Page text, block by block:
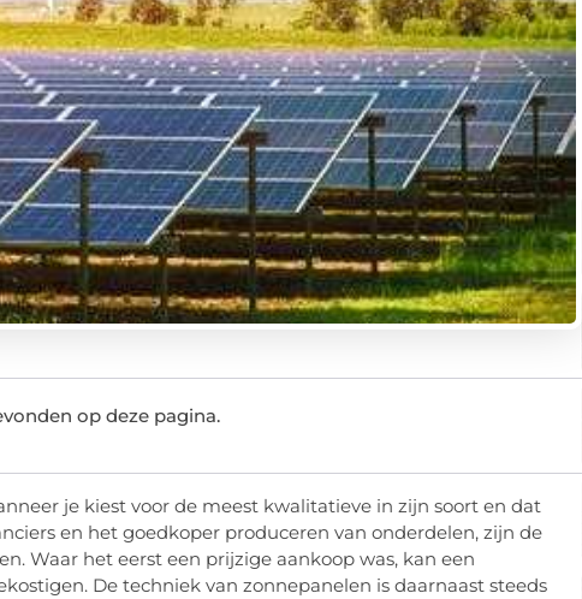
op deze pagina.
je kiest voor de meest kwalitatieve in zijn soort en dat
en het goedkoper produceren van onderdelen, zijn de
Waar het eerst een prijzige aankoop was, kan een
De techniek van zonnepanelen is daarnaast steeds